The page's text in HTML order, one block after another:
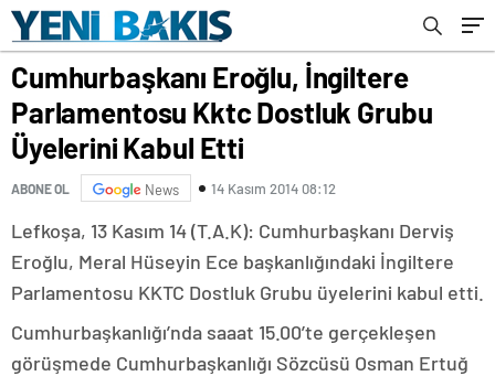
Cumhurbaşkanı Eroğlu, İngiltere
Parlamentosu Kktc Dostluk Grubu
Üyelerini Kabul Etti
ABONE OL News 14 Kasım 2014 08:12
Lefkoşa, 13 Kasım 14 (T.A.K): Cumhurbaşkanı Derviş
Eroğlu, Meral Hüseyin Ece başkanlığındaki İngiltere
Parlamentosu KKTC Dostluk Grubu üyelerini kabul etti.
Cumhurbaşkanlığı’nda saaat 15.00’te gerçekleşen
görüşmede Cumhurbaşkanlığı Sözcüsü Osman Ertuğ